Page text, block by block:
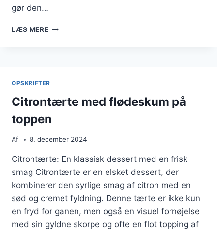
gør den…
LÆS MERECITRONTÆRTE
OPSKRIFTER
Citrontærte med flødeskum på
toppen
Af 8. december 2024
Citrontærte: En klassisk dessert med en frisk
smag Citrontærte er en elsket dessert, der
kombinerer den syrlige smag af citron med en
sød og cremet fyldning. Denne tærte er ikke kun
en fryd for ganen, men også en visuel fornøjelse
med sin gyldne skorpe og ofte en flot topping af